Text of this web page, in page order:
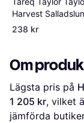
Harvest
24,5 Salladsslunga
238 kr
Om
Lägsta pris på
1 205 kr, vilket
jämförda